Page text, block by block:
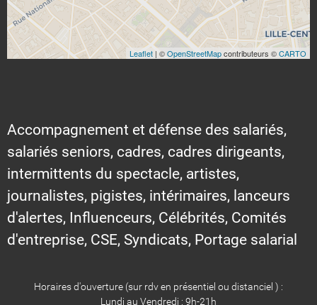
Leaflet | ©OpenStreetMapcontributeurs ©CARTO
Accompagnement et défense des salariés,
salariés seniors, cadres, cadres dirigeants,
intermittents du spectacle, artistes,
journalistes, pigistes, intérimaires, lanceurs
d'alertes, Influenceurs, Célébrités, Comités
d'entreprise, CSE, Syndicats, Portage salarial
Horaires d'ouverture (sur rdv en présentiel ou distanciel ) :
Lundi au Vendredi : 9h-21h